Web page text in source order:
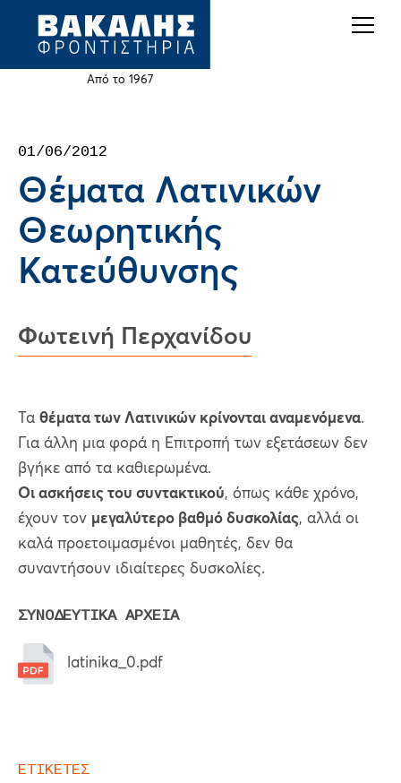
Jump
Από το 1967
top
01/06/2012
Θέματα Λατινικών
Θεωρητικής
Κατεύθυνσης
Φωτεινή Περχανίδου
Τα θέματα των Λατινικών κρίνονται αναμενόμενα.
Για άλλη μια φορά η Επιτροπή των εξετάσεων δεν
βγήκε από τα καθιερωμένα.
Οι ασκήσεις του συντακτικού, όπως κάθε χρόνο,
έχουν τον μεγαλύτερο βαθμό δυσκολίας, αλλά οι
καλά προετοιμασμένοι μαθητές, δεν θα
συναντήσουν ιδιαίτερες δυσκολίες.
ΣΥΝΟΔΕΥΤΙΚΑ ΑΡΧΕΙΑ
latinika_0.pdf
ΕΤΙΚΕΤΕΣ